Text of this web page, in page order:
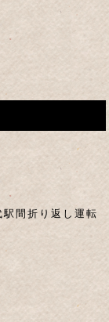
間折り返し運転